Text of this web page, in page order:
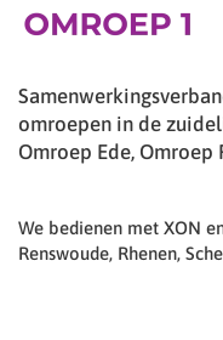
omroepen in de
Omroep Ede, Omroep
We bedienen met XON
Renswoude, Rhenen,